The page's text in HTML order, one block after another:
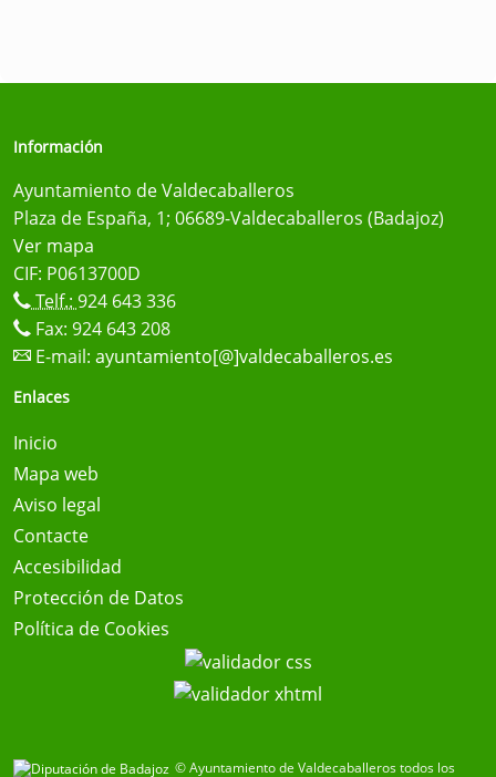
Información
Ayuntamiento de Valdecaballeros
Plaza de España, 1; 06689-Valdecaballeros (Badajoz)
Ver mapa
CIF: P0613700D
Telf.: 924 643 336
Fax: 924 643 208
E-mail: ayuntamiento[@]valdecaballeros.es
Enlaces
Inicio
Mapa web
Aviso legal
Contacte
Accesibilidad
Protección de Datos
Política de Cookies
© Ayuntamiento de Valdecaballeros todos los